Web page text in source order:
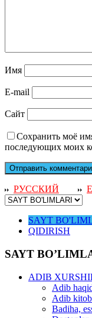
Имя
E-mail
Сайт
Сохранить моё
последующих моих
РУССКИЙ
SAYT
QIDIRISH
SAYT
ADIB
Adib
Adib
Badiha,